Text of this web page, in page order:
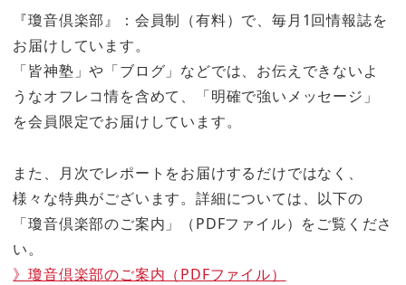
『瓊音倶楽部』：会員制（有料）で、毎月1回情報誌を
お届けしています。
「皆神塾」や「ブログ」などでは、お伝えできないよ
うなオフレコ情を含めて、「明確で強いメッセージ」
を会員限定でお届けしています。
また、月次でレポートをお届けするだけではなく、
様々な特典がございます。詳細については、以下の
「瓊音倶楽部のご案内」（PDFファイル）をご覧くださ
い。
》瓊音倶楽部のご案内（PDFファイル）